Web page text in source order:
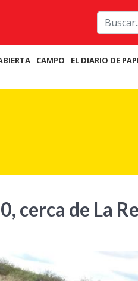
CAMPO EL DIARIO DE
cerca de La